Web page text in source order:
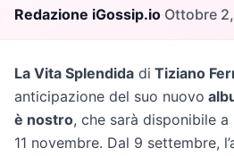
Redazione iGossip.io·Ottobre
La Vita Splendida di Tiziano
anticipazione del suo nuovo
è nostro, che sarà disponibile
11 novembre. Dal 9 settembre,